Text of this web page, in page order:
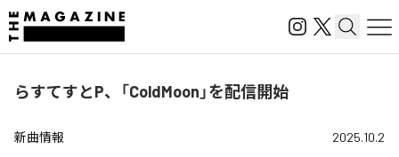
らすてすとP、「ColdMoon」を配信開始
新曲情報 2025.10.2